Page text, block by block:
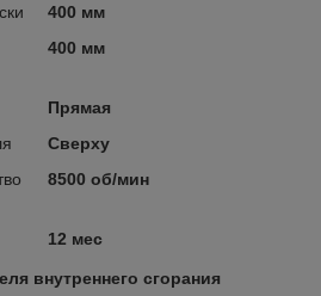
400 мм
400 мм
Прямая
Сверху
8500 об/мин
12 мес
внутреннего сгорания